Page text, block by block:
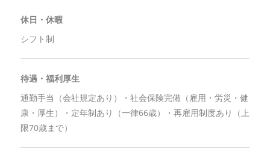
休日・休暇
シフト制
待遇・福利厚生
通勤手当（会社規定あり）・社会保険完備（雇用・労災・健
康・厚生）・定年制あり（一律66歳）・再雇用制度あり（上
限70歳まで）